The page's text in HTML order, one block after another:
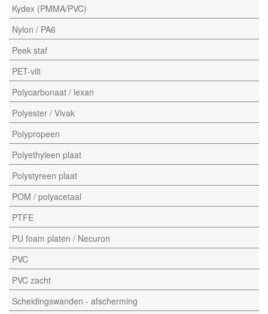
Kydex (PMMA/PVC)
Nylon / PA6
Peek staf
PET-vilt
Polycarbonaat / lexan
Polyester / Vivak
Polypropeen
Polyethyleen plaat
Polystyreen plaat
POM / polyacetaal
PTFE
PU foam platen / Necuron
PVC
PVC zacht
Scheidingswanden - afscherming